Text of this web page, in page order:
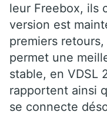
leur Freebox, ils
version est
premiers
permet une
stable, en VDSL
rapportent ainsi
se connecte